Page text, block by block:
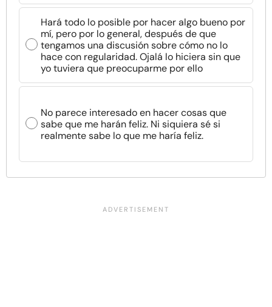
Hará todo lo posible por hacer algo bueno por
mí, pero por lo general, después de que
tengamos una discusión sobre cómo no lo
hace con regularidad. Ojalá lo hiciera sin que
yo tuviera que preocuparme por ello
No parece interesado en hacer cosas que
sabe que me harán feliz. Ni siquiera sé si
realmente sabe lo que me haría feliz.